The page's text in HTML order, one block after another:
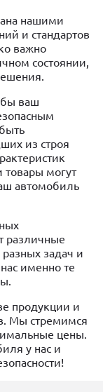
нашими
и стандартов
важно
состоянии,
ваш
из строя
товары могут
автомобиль
различные
задач и
именно те
продукции и
Мы стремимся
цены.
у нас и